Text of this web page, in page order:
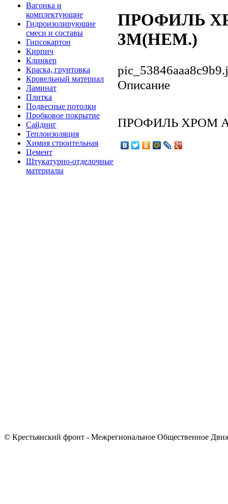
Вагонка и
комплектующие
Гидроизолирующие
смеси и составы
Гипсокартон
Кирпич
Клинкер
Краска, грунтовка
Кровельный материал
Ламинат
Плитка
Подвесные потолки
Пробковое покрытие
Сайдинг
Теплоизоляция
Химия строительная
Цемент
Штукатурно-отделочные
материалы
ПРОФИЛЬ
3М(НЕМ.)
Описание
ПРОФИЛЬ ХРОМ
© Крестьянский фронт - Межрегиональное Общественное